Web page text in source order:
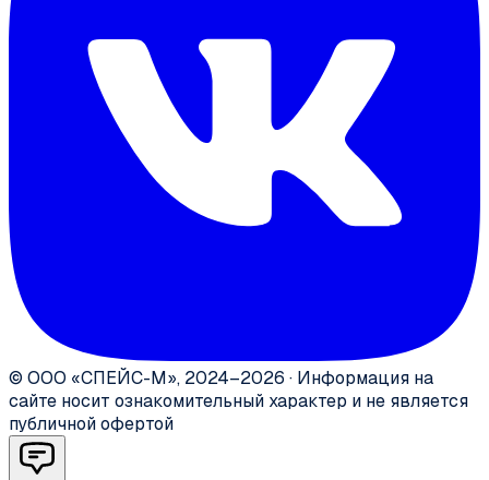
© ООО «СПЕЙС-М», 2024–2026 · Информация на
сайте носит ознакомительный характер и не является
публичной офертой